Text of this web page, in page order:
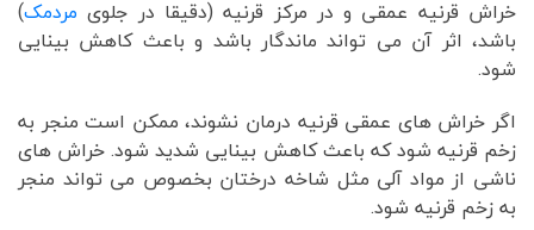
خراش قرنیه عمقی و در مرکز قرنیه (دقیقا در جلویمردمک)
باشد، اثر آن می تواند ماندگار باشد و باعث کاهش بینایی
شود.
اگر خراش های عمقی قرنیه درمان نشوند، ممکن است منجر به
زخم قرنیه شود که باعث کاهش بینایی شدید شود. خراش های
ناشی از مواد آلی مثل شاخه درختان بخصوص می تواند منجر
به زخم قرنیه شود.